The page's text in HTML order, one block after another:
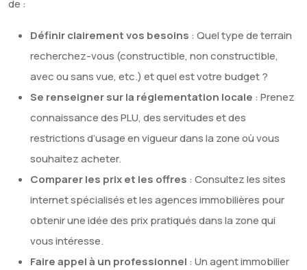
de :
Définir clairement vos besoins : Quel type de terrain
recherchez-vous (constructible, non constructible,
avec ou sans vue, etc.) et quel est votre budget ?
Se renseigner sur la réglementation locale : Prenez
connaissance des PLU, des servitudes et des
restrictions d’usage en vigueur dans la zone où vous
souhaitez acheter.
Comparer les prix et les offres : Consultez les sites
internet spécialisés et les agences immobilières pour
obtenir une idée des prix pratiqués dans la zone qui
vous intéresse.
Faire appel à un professionnel : Un agent immobilier